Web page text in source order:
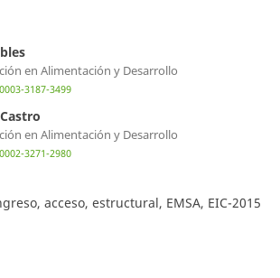
en Alimentación y Desarrollo
3187-3499
en Alimentación y Desarrollo
3271-2980
acceso, estructural, EMSA, EIC-2015